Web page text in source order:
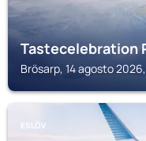
Tastecelebration
Brösarp, 14 agosto
ESLÖV